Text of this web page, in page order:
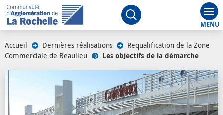
Ouvrir le moteur de
Accueil Dernières réalisations
Requalification de la Zone
Commerciale de Beaulieu
Les objectifs de la démarche